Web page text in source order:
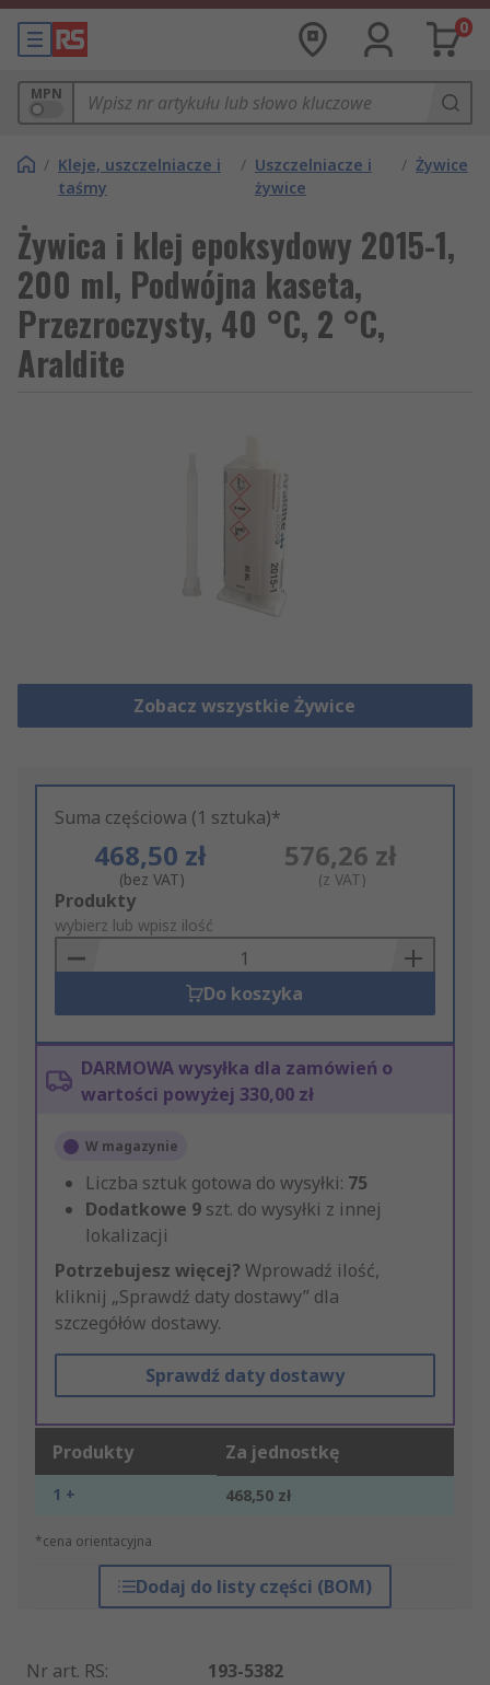
0
MPN
/ Kleje, uszczelniacze i
taśmy
/ Uszczelniacze i
żywice
/ Żywice
Żywica i klej epoksydowy 2015-1,
200 ml, Podwójna kaseta,
Przezroczysty, 40 °C, 2 °C,
Araldite
Zobacz wszystkie Żywice
Suma częściowa (1 sztuka)*
468,50 zł
(bez VAT)
576,26 zł
(z VAT)
Add
to
Basket
Produkty
wybierz lub wpisz ilość
Do koszyka
DARMOWA wysyłka dla zamówień o
wartości powyżej 330,00 zł
W magazynie
Liczba sztuk gotowa do wysyłki: 75
Dodatkowe 9 szt. do wysyłki z innej
lokalizacji
Potrzebujesz więcej? Wprowadź ilość,
kliknij „Sprawdź daty dostawy” dla
szczegółów dostawy.
Sprawdź daty dostawy
Produkty Za jednostkę
1 + 468,50 zł
*cena orientacyjna
Dodaj do listy części (BOM)
Nr art. RS:
193-5382